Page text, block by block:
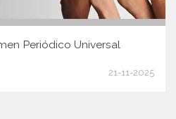
Periódico Universal
21-11-2025